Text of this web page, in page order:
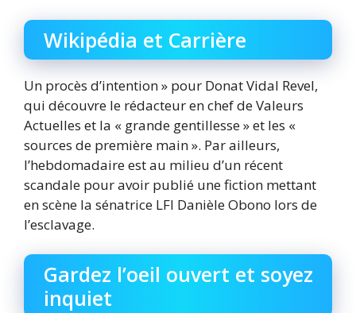
Wikipédia et Carrière
Un procès d’intention » pour Donat Vidal Revel,
qui découvre le rédacteur en chef de Valeurs
Actuelles et la « grande gentillesse » et les «
sources de première main ». Par ailleurs,
l’hebdomadaire est au milieu d’un récent
scandale pour avoir publié une fiction mettant
en scène la sénatrice LFI Danièle Obono lors de
l’esclavage.
Gardez l’oeil ouvert et soyez
inquiet